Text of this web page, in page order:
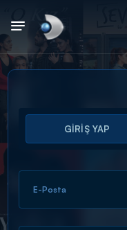
Arama
ARAMA SONUÇLARI
GİRİŞ YAP
E-Posta